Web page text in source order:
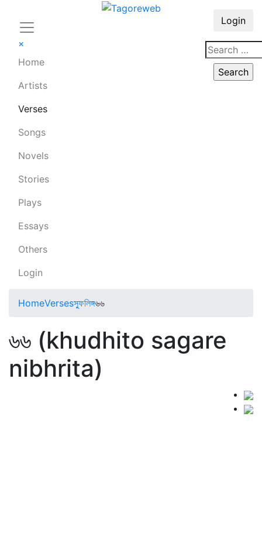
×
Home
Artists
Verses
Songs
Novels
Stories
Plays
Essays
Others
Login
Login
HomeVersesস্ফুলিঙ্গ৬৬
৬৬ (khudhito sagare
nibhrita)